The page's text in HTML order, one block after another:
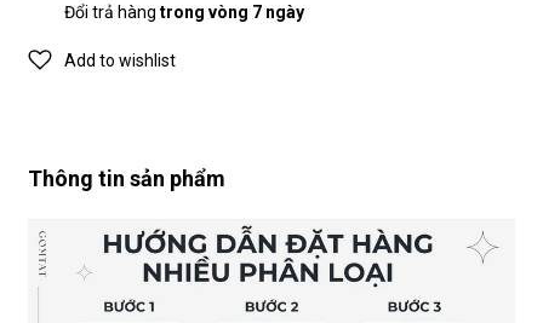
Đổi trả hàng trong vòng 7 ngày
Add to wishlist
Thông tin sản phẩm